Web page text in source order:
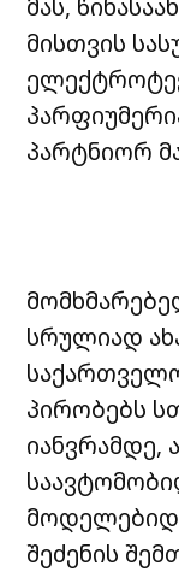
მას,
მისთვის
პარტნიორ
სრულიად
პირობებს
იანვრამდე,
შეძენის